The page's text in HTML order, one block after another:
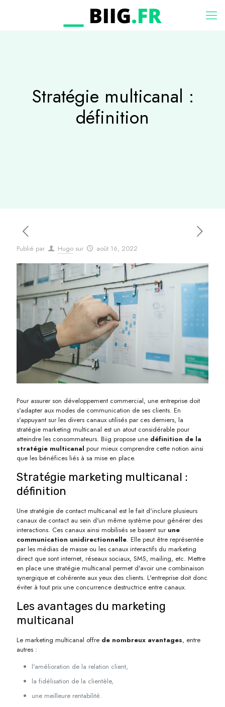
Stratégie multicanal :
définition
Publié par Hugo sur août 16, 2022
Pour assurer son développement commercial, une entreprise doit
s'adapter aux modes de communication de ses clients. En
s'appuyant sur les divers canaux utilisés par ces derniers, la
stratégie marketing multicanal est un atout considérable pour
atteindre les consommateurs. Biig propose une définition de la
stratégie multicanal pour mieux comprendre cette notion ainsi
que les bénéfices liés à sa mise en place.
Stratégie marketing multicanal :
définition
Une stratégie de contact multicanal est le fait d'inclure plusieurs
canaux de contact au sein d'un même système pour générer des
interactions. Ces canaux ainsi mobilisés se basent sur une
communication unidirectionnelle. Elle peut être représentée
par les médias de masse ou les canaux interactifs du marketing
direct que sont internet, réseaux sociaux, SMS, mailing, etc. Mettre
en place une stratégie multicanal permet d'avoir une combinaison
synergique et cohérente aux yeux des clients. L'entreprise doit donc
éviter à tout prix une concurrence destructrice entre canaux.
Les avantages du marketing
multicanal
Le marketing multicanal offre de nombreux avantages, entre
autres :
l'amélioration de la relation client,
la fidélisation de la clientèle,
une meilleure rentabilité.